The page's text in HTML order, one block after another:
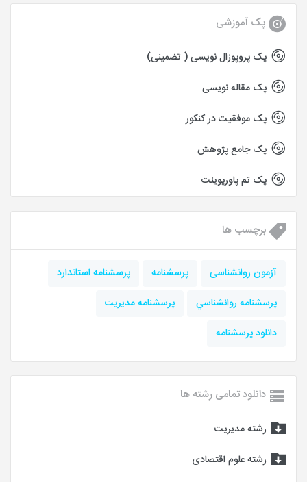
پک آموزشی
پک پروپوزال نویسی ( تضمینی)
پک مقاله نویسی
پک موفقیت در کنکور
پک جامع پژوهش
پک تم پاورپوینت
برچسب ها
آزمون روانشناسی پرسشنامه
پرسشنامه استاندارد
پرسشنامه روانشناسي
پرسشنامه مديريت
دانلود پرسشنامه
دانلود تمامی رشته ها
رشته مدیریت
رشته علوم اقتصادی